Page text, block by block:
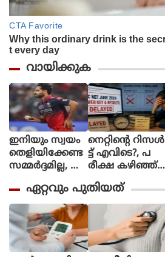
വായിക്കുക
ഇനിയും സ്വയം
തെളിയിക്കേണ്ട
സമ്മർദ്ദമില്ല, അ
ഭിച്ചാൽ സ
ന്തോഷം അത്ര
മാത്രം : ഭുവ
നേശ്വർ കുമാർ
നെറ്റിൻ്റെ റിസൾ
ട്ട് എവിടെ?, പ
രീക്ഷ കഴിഞ്ഞ്
ഒരു മാസ
മായിട്ടും ഉത്തര
സൂചിക
പോലുമില്ല, ആ
ശങ്കയിൽ
വിദ്യാർഥികൾ
ഏറ്റവും പുതിയത്